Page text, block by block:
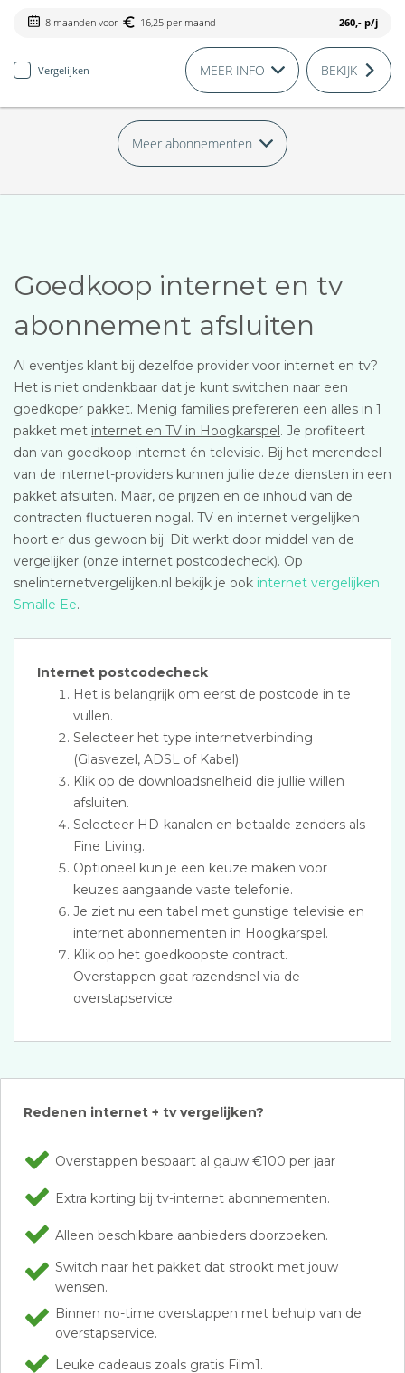
8 maanden voor 16,25 per maand 260,- p/j
Vergelijken MEER INFO BEKIJK
Meer abonnementen
Goedkoop internet en tv
abonnement afsluiten
Al eventjes klant bij dezelfde provider voor internet en tv?
Het is niet ondenkbaar dat je kunt switchen naar een
goedkoper pakket. Menig families prefereren een alles in 1
pakket met internet en TV in Hoogkarspel. Je profiteert
dan van goedkoop internet én televisie. Bij het merendeel
van de internet-providers kunnen jullie deze diensten in een
pakket afsluiten. Maar, de prijzen en de inhoud van de
contracten fluctueren nogal. TV en internet vergelijken
hoort er dus gewoon bij. Dit werkt door middel van de
vergelijker (onze internet postcodecheck). Op
snelinternetvergelijken.nl bekijk je ook internet vergelijken
Smalle Ee.
Internet postcodecheck
Het is belangrijk om eerst de postcode in te
vullen.
Selecteer het type internetverbinding
(Glasvezel, ADSL of Kabel).
Klik op de downloadsnelheid die jullie willen
afsluiten.
Selecteer HD-kanalen en betaalde zenders als
Fine Living.
Optioneel kun je een keuze maken voor
keuzes aangaande vaste telefonie.
Je ziet nu een tabel met gunstige televisie en
internet abonnementen in Hoogkarspel.
Klik op het goedkoopste contract.
Overstappen gaat razendsnel via de
overstapservice.
Redenen internet + tv vergelijken?
Overstappen bespaart al gauw €100 per jaar
Extra korting bij tv-internet abonnementen.
Alleen beschikbare aanbieders doorzoeken.
Switch naar het pakket dat strookt met jouw
wensen.
Binnen no-time overstappen met behulp van de
overstapservice.
Leuke cadeaus zoals gratis Film1.